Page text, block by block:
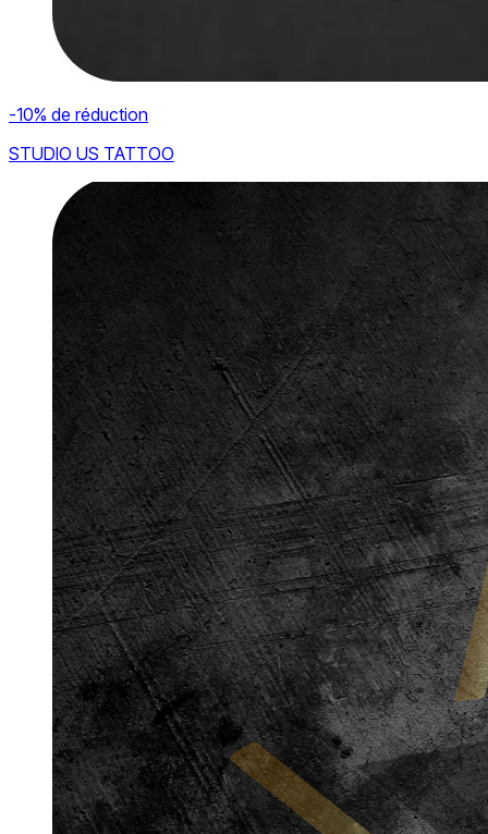
-10% de réduction
STUDIO US TATTOO